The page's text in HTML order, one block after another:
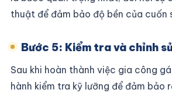
thuật để đảm bảo độ bền của cuốn
Bước 5: Kiểm tra và chỉnh
Sau khi hoàn thành việc gia công
hành kiểm tra kỹ lưỡng để đảm bảo